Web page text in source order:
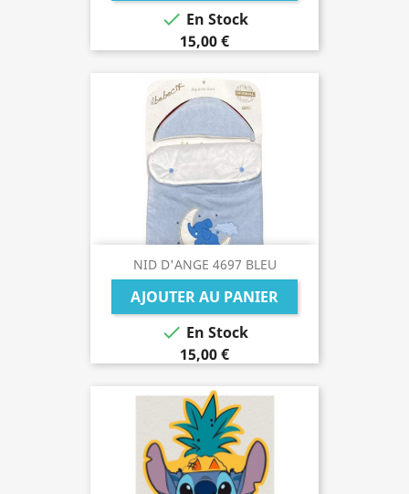
 En Stock
15,00 €
NID D'ANGE 4697 BLEU
AJOUTER AU PANIER
 En Stock
15,00 €